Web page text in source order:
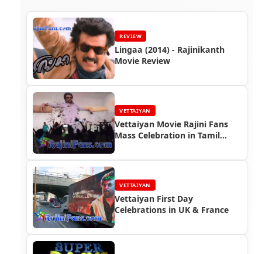
REVIEW
Lingaa (2014) - Rajinikanth
Movie Review
VETTAIYAN
Vettaiyan Movie Rajini Fans
Mass Celebration in Tamil
VETTAIYAN
Vettaiyan First Day
Celebrations in UK & France